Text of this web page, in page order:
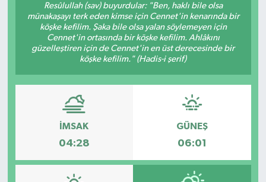
Resûlullah (sav) buyurdular: "Ben, haklı bile olsa
münakaşayı terk eden kimse için Cennet'in kenarında bir
köşke kefilim. Şaka bile olsa yalan söylemeyen için
Cennet'in ortasında bir köşke kefilim. Ahlâkını
güzelleştiren için de Cennet'in en üst derecesinde bir
köşke kefilim." (Hadis-i şerif)
İMSAK
04:28
GÜNEŞ
06:01
Resmi Reklam
Röportajlar